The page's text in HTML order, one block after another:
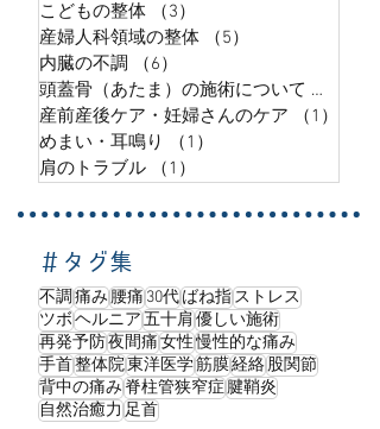
こどもの整体
（3）
産婦人科領域の整体
（5）
内臓の不調
（6）
頭蓋骨（あたま）の施術について （5）
産前産後ケア・妊婦さんのケア
（1）
めまい・耳鳴り
（1）
肩のトラブル
（1）
＃タグ集
不調痛み腰痛 30代ばね指ストレス
ツボヘルニア五十肩優しい施術
再発予防夜間痛女性慢性的な痛み
手首整体院東洋医学筋膜経絡股関節
背中の痛み脊柱管狭窄症腱鞘炎
自然治癒力 足首